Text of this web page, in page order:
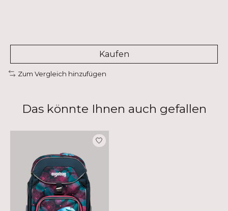
Kaufen
Zum Vergleich hinzufügen
Das könnte Ihnen auch gefallen
Produkt-Karussell-Artikel